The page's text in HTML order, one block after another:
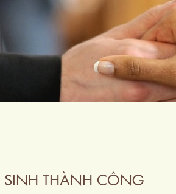
SINH THÀNH CÔNG